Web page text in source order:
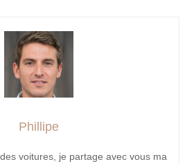
Phillipe
voitures, je partage avec vous ma